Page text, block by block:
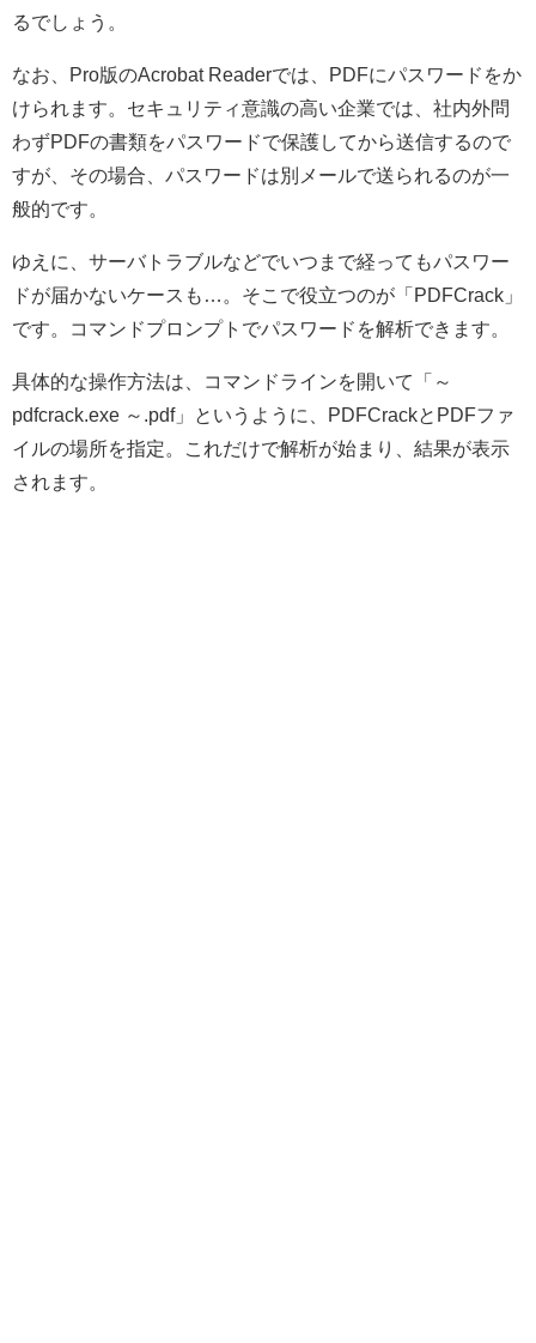
るでしょう。
なお、Pro版のAcrobat Readerでは、PDFにパスワードをか
けられます。セキュリティ意識の高い企業では、社内外問
わずPDFの書類をパスワードで保護してから送信するので
すが、その場合、パスワードは別メールで送られるのが一
般的です。
ゆえに、サーバトラブルなどでいつまで経ってもパスワー
ドが届かないケースも…。そこで役立つのが「PDFCrack」
です。コマンドプロンプトでパスワードを解析できます。
具体的な操作方法は、コマンドラインを開いて「～
pdfcrack.exe ～.pdf」というように、PDFCrackとPDFファ
イルの場所を指定。これだけで解析が始まり、結果が表示
されます。